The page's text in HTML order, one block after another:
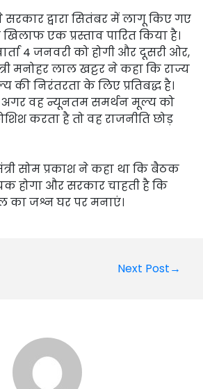
द्वारा सितंबर में लागू किए गए
एक प्रस्ताव पारित किया है।
4 जनवरी को होगी और दूसरी ओर,
मनोहर लाल खट्टर ने कहा कि राज्य
निरंतरता के लिए प्रतिबद्ध है।
वह न्यूनतम समर्थन मूल्य को
करता है तो वह राजनीति छोड़
सोम प्रकाश ने कहा था कि बैठक
होगा और सरकार चाहती है कि
का जश्न घर पर मनाएं।
Next Post→